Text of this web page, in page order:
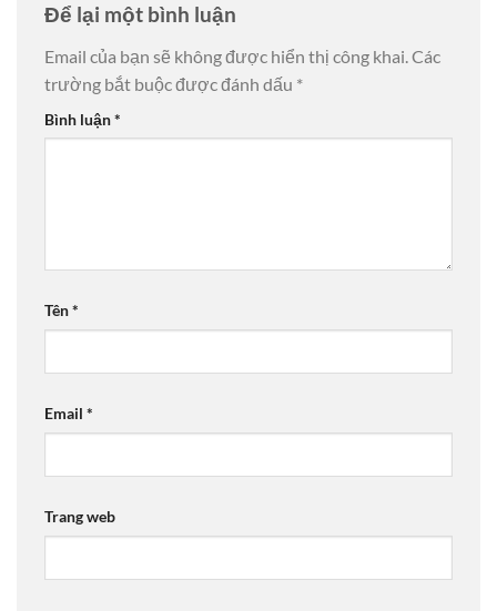
Để lại một bình luận
Email của bạn sẽ không được hiển thị công khai. Các
trường bắt buộc được đánh dấu *
Bình luận*
Tên*
Email *
Trang web